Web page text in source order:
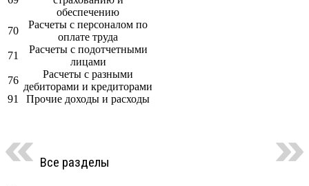
обеспечению
70
Расчеты с персоналом по
оплате труда
71
Расчеты с подотчетными
лицами
76
Расчеты с разными
дебиторами и кредиторами
91
Прочие доходы и расходы
Все разделы